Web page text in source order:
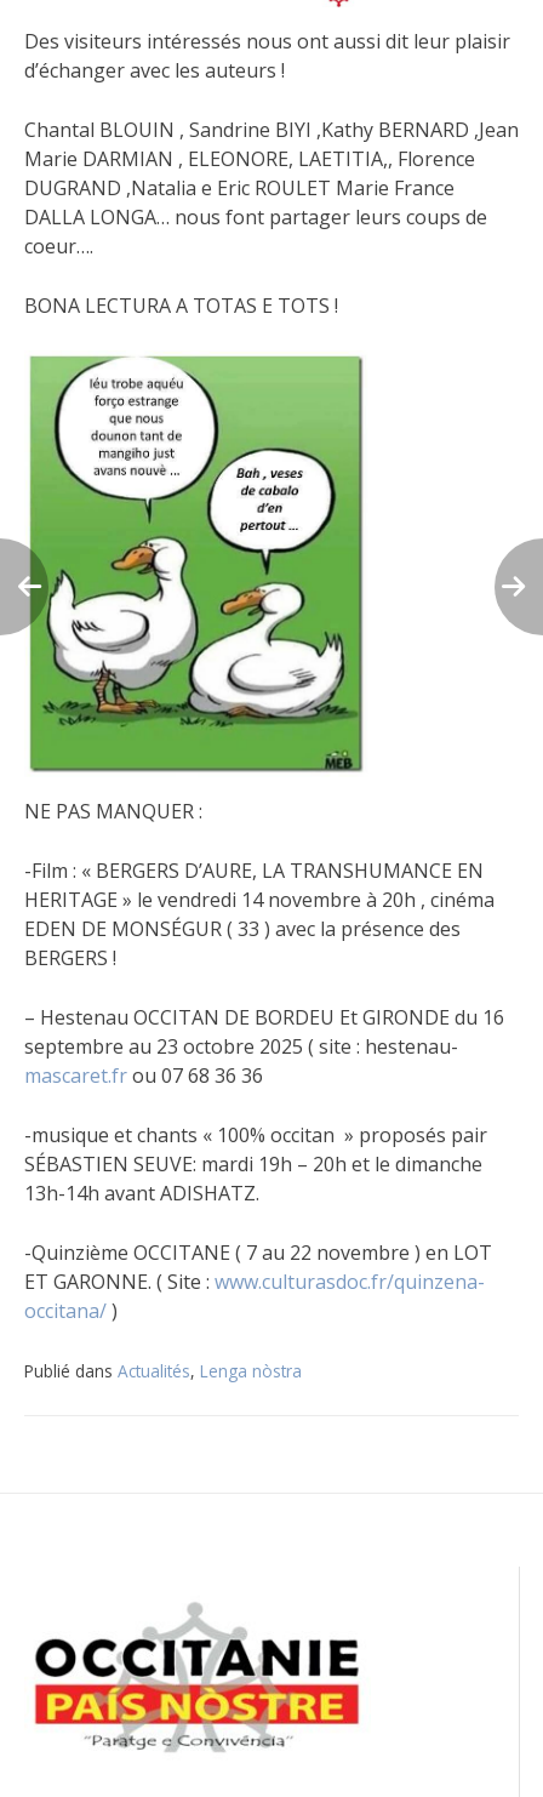
Des visiteurs intéressés nous ont aussi dit leur plaisir
d’échanger avec les auteurs !
Chantal BLOUIN , Sandrine BIYI ,Kathy BERNARD ,Jean
Marie DARMIAN , ELEONORE, LAETITIA,, Florence
DUGRAND ,Natalia e Eric ROULET Marie France
DALLA LONGA… nous font partager leurs coups de
coeur….
BONA LECTURA A TOTAS E TOTS !
NE PAS MANQUER :
-Film : « BERGERS D’AURE, LA TRANSHUMANCE EN
HERITAGE » le vendredi 14 novembre à 20h , cinéma
EDEN DE MONSÉGUR ( 33 ) avec la présence des
BERGERS !
– Hestenau OCCITAN DE BORDEU Et GIRONDE du 16
septembre au 23 octobre 2025 ( site : hestenau-
mascaret.frou 07 68 36 36
-musique et chants « 100% occitan » proposés pair
SÉBASTIEN SEUVE: mardi 19h – 20h et le dimanche
13h-14h avant ADISHATZ.
-Quinzième OCCITANE ( 7 au 22 novembre ) en LOT
ET GARONNE. ( Site : www.culturasdoc.fr/quinzena-
occitana/)
Publié dans Actualités, Lenga nòstra